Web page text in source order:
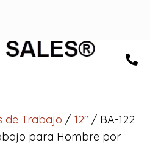
de Trabajo / 12" / BA-122
para Hombre por